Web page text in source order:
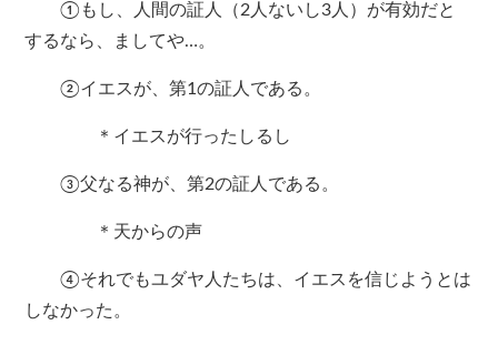
①もし、人間の証人（2人ないし3人）が有効だと
するなら、ましてや…。
②イエスが、第1の証人である。
＊イエスが行ったしるし
③父なる神が、第2の証人である。
＊天からの声
④それでもユダヤ人たちは、イエスを信じようとは
しなかった。